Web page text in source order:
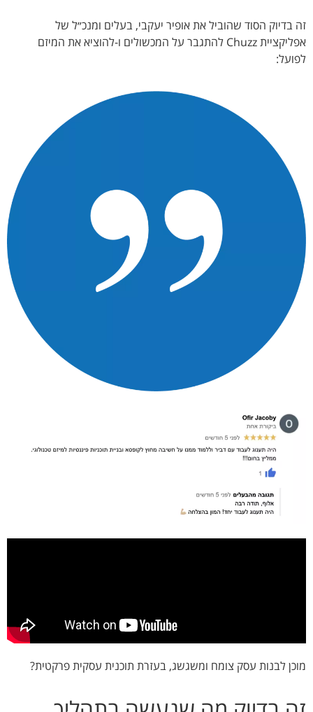
זה בדיוק הסוד שהוביל את אופיר יעקבי, בעלים ומנכ״ל של
אפליקציית Chuzz להתגבר על המכשולים ו-להוציא את המיזם
לפועל:
מוכן לבנות עסק צומח ומשגשג, בעזרת תוכנית עסקית פרקטית?